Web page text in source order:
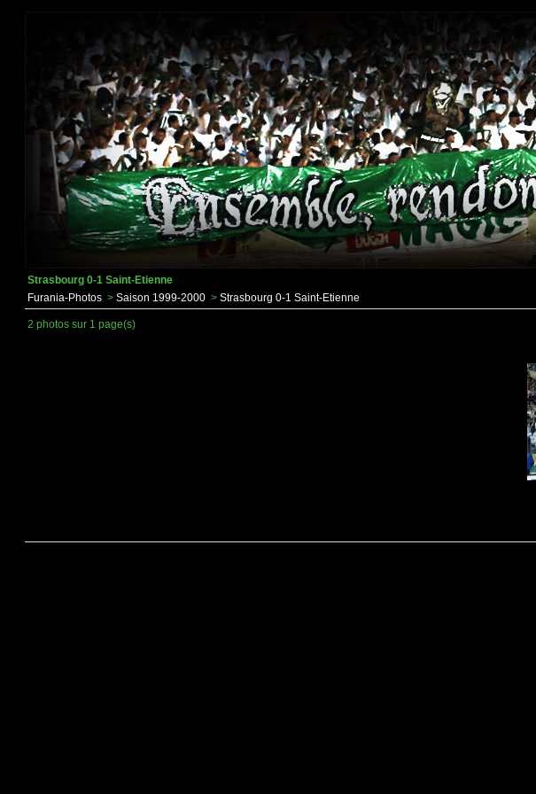
Strasbourg 0-1 Saint-Etienne
Furania-Photos > Saison 1999-2000 > Strasbourg 0-1 Saint-Etienne
2 photos sur 1 page(s)